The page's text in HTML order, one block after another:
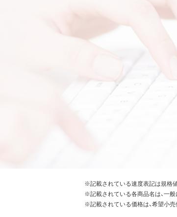
※記載されている速度表記は規格
※記載されている各商品名は、一
※記載されている価格は、希望小売